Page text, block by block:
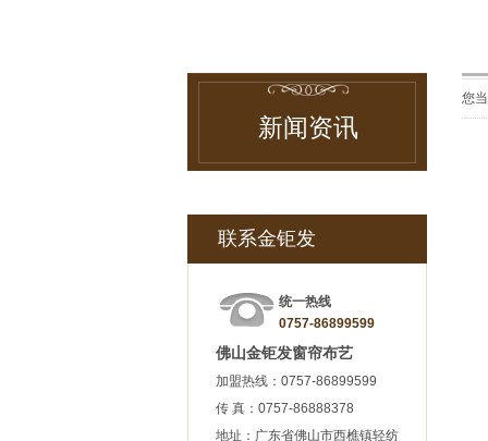
新闻资讯
联系金钜发
统一热线
0757-86899599
佛山金钜发窗帘布艺
加盟热线：0757-86899599
传 真：0757-86888378
地址：广东省佛山市西樵镇轻纺
您